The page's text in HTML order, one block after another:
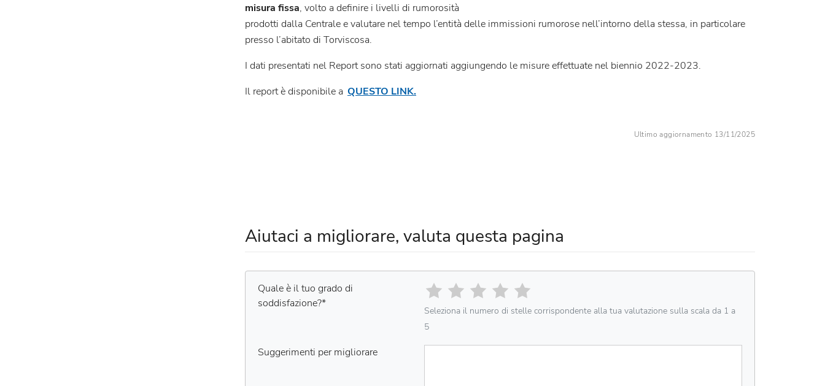
misura fissa, volto a definire i livelli di rumorosità
prodotti dalla Centrale e valutare nel tempo l’entità delle immissioni rumorose nell’intorno della stessa, in particolare
presso l’abitato di Torviscosa.
I dati presentati nel Report sono stati aggiornati aggiungendo le misure effettuate nel biennio 2022-2023.
Il report è disponibile a QUESTO LINK.
Ultimo aggiornamento 13/11/2025
Aiutaci a migliorare, valuta questa pagina
Quale è il tuo grado di
soddisfazione?*
Seleziona il numero di stelle corrispondente alla tua valutazione sulla scala da 1 a
5
Suggerimenti per migliorare